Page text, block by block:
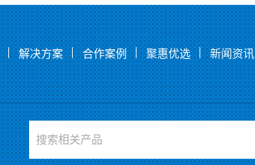
解决方案 合作案例 聚惠优选 新闻资讯